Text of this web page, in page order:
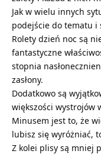
Jak w wielu innych
podejście do tematu i
Rolety dzień noc są
fantastyczne
stopnia
zasłony.
Dodatkowo są
większości wystrojów
Minusem jest to, że
lubisz się wyróżniać,
Z kolei plisy są mniej